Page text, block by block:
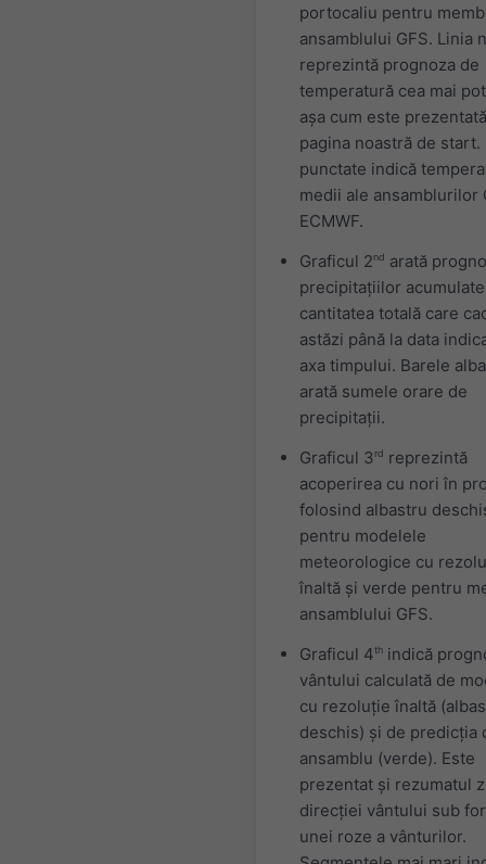
portocaliu pentru
ansamblului GFS. Linia
reprezintă prognoza de
temperatură cea mai
așa cum este
pagina noastră de start.
punctate indică
medii ale ansamblurilor
ECMWF.
Graficul 2nd arată
precipitațiilor
cantitatea totală care
astăzi până la data
axa timpului. Barele
arată sumele orare de
precipitații.
Graficul 3rd reprezintă
acoperirea cu nori în
folosind albastru
pentru modelele
meteorologice cu
înaltă și verde pentru
ansamblului GFS.
Graficul 4th indică
vântului calculată de
cu rezoluție înaltă
deschis) și de predicția
ansamblu (verde). Este
prezentat și rezumatul
direcției vântului sub
unei roze a vânturilor.